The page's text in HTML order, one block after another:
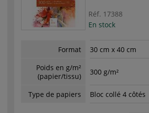
Réf. 17388
En stock
Format
30 cm x 40 cm
Poids en g/m²
(papier/tissu)
300 g/m²
Type de papiers Bloc collé 4 côtés